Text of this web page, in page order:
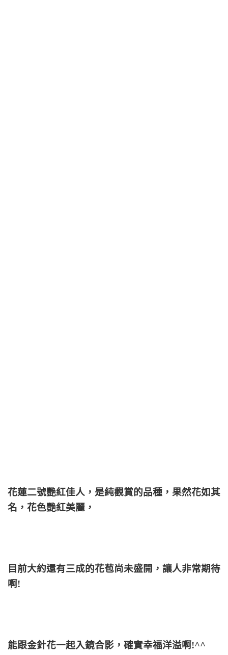
花蓮二號艷紅佳人，是純觀賞的品種，果然花如其
名，花色艷紅美麗，
目前大約還有三成的花苞尚未盛開，讓人非常期待
啊!
能跟金針花一起入鏡合影，確實幸福洋溢啊!^^